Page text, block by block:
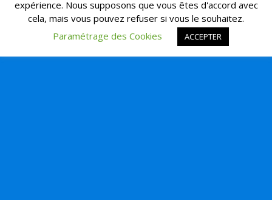
expérience. Nous supposons que vous êtes d'accord avec
cela, mais vous pouvez refuser si vous le souhaitez.
Paramétrage des Cookies
ACCEPTER